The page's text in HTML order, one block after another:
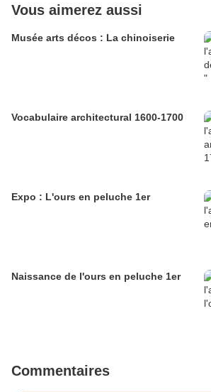
Vous aimerez aussi
Musée arts décos : La chinoiserie
Vocabulaire architectural 1600-1700
Expo : L'ours en peluche 1er
Naissance de l'ours en peluche 1er
Commentaires